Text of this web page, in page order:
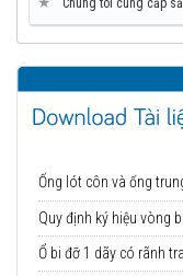
Ống lót côn và ống
Quy định ký hiệu vòng
Ổ bi đỡ 1 dãy có rãnh